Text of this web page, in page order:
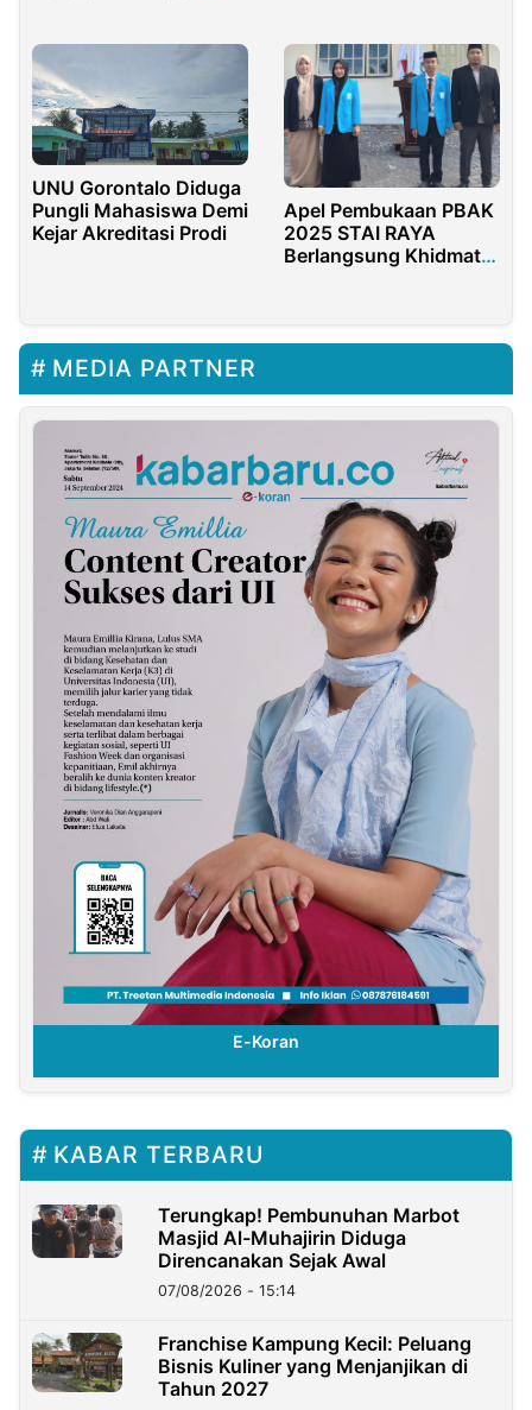
UNU Gorontalo Diduga
Pungli Mahasiswa Demi
Kejar Akreditasi Prodi
Apel Pembukaan PBAK
2025 STAI RAYA
Berlangsung Khidmat
MEDIA PARTNER
E-Koran
KABAR TERBARU
Terungkap! Pembunuhan Marbot
Masjid Al-Muhajirin Diduga
Direncanakan Sejak Awal
07/08/2026 - 15:14
Franchise Kampung Kecil: Peluang
Bisnis Kuliner yang Menjanjikan di
Tahun 2027